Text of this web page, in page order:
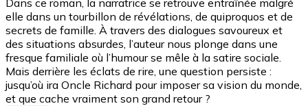
elle dans un tourbillon de révélations, de quiproquos et de
secrets de famille. À travers des dialogues savoureux et
des situations absurdes, l’auteur nous plonge dans une
fresque familiale où l’humour se mêle à la satire sociale.
Mais derrière les éclats de rire, une question persiste :
jusqu’où ira Oncle Richard pour imposer sa vision du monde,
et que cache vraiment son grand retour ?